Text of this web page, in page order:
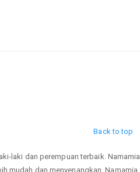
Back to top
laki dan perempuan terbaik. Namamia
mudah dan menyenangkan. Namamia